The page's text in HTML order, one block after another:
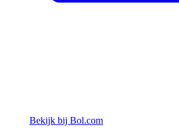
Bekijk bij Bol.com